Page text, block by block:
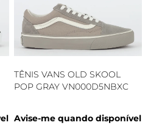
TÊNIS VANS OLD SKOOL
POP GRAY VN000D5NBXC
Avise-me quando disponível